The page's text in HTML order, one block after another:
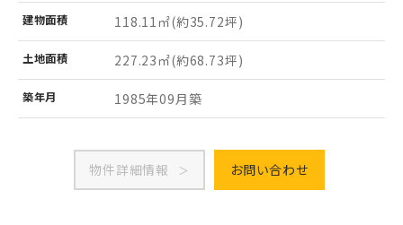
建物面積 118.11㎡(約35.72坪)
土地面積 227.23㎡(約68.73坪)
築年月 1985年09月築
物件詳細情報 お問い合わせ